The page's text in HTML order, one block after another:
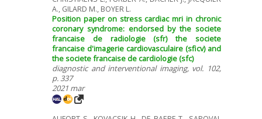
A., GILARD M., BOYER L.
Position paper on stress cardiac mri in chronic
coronary syndrome: endorsed by the societe
francaise de radiologie (sfr) the societe
francaise d'imagerie cardiovasculaire (sficv) and
the societe francaise de cardiologie (sfc)
diagnostic and interventional imaging, vol. 102,
p. 337
2021 mar